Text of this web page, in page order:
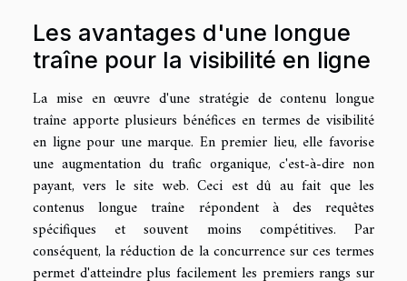
Les avantages d'une longue
traîne pour la visibilité en ligne
La mise en œuvre d'une stratégie de contenu longue
traîne apporte plusieurs bénéfices en termes de visibilité
en ligne pour une marque. En premier lieu, elle favorise
une augmentation du trafic organique, c'est-à-dire non
payant, vers le site web. Ceci est dû au fait que les
contenus longue traîne répondent à des requêtes
spécifiques et souvent moins compétitives. Par
conséquent, la réduction de la concurrence sur ces termes
permet d'atteindre plus facilement les premiers rangs sur